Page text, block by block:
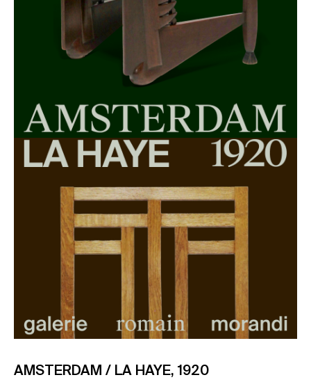
AMSTERDAM / LA HAYE, 1920